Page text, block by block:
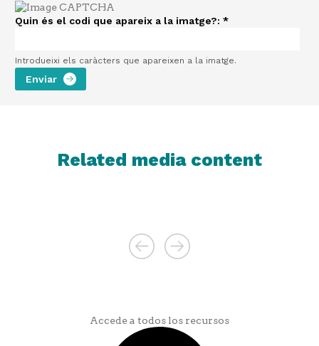
Quin és el codi que apareix a la imatge?: *
Introdueixi els caràcters que apareixen a la imatge.
Related media content
Accede a todos los recursos